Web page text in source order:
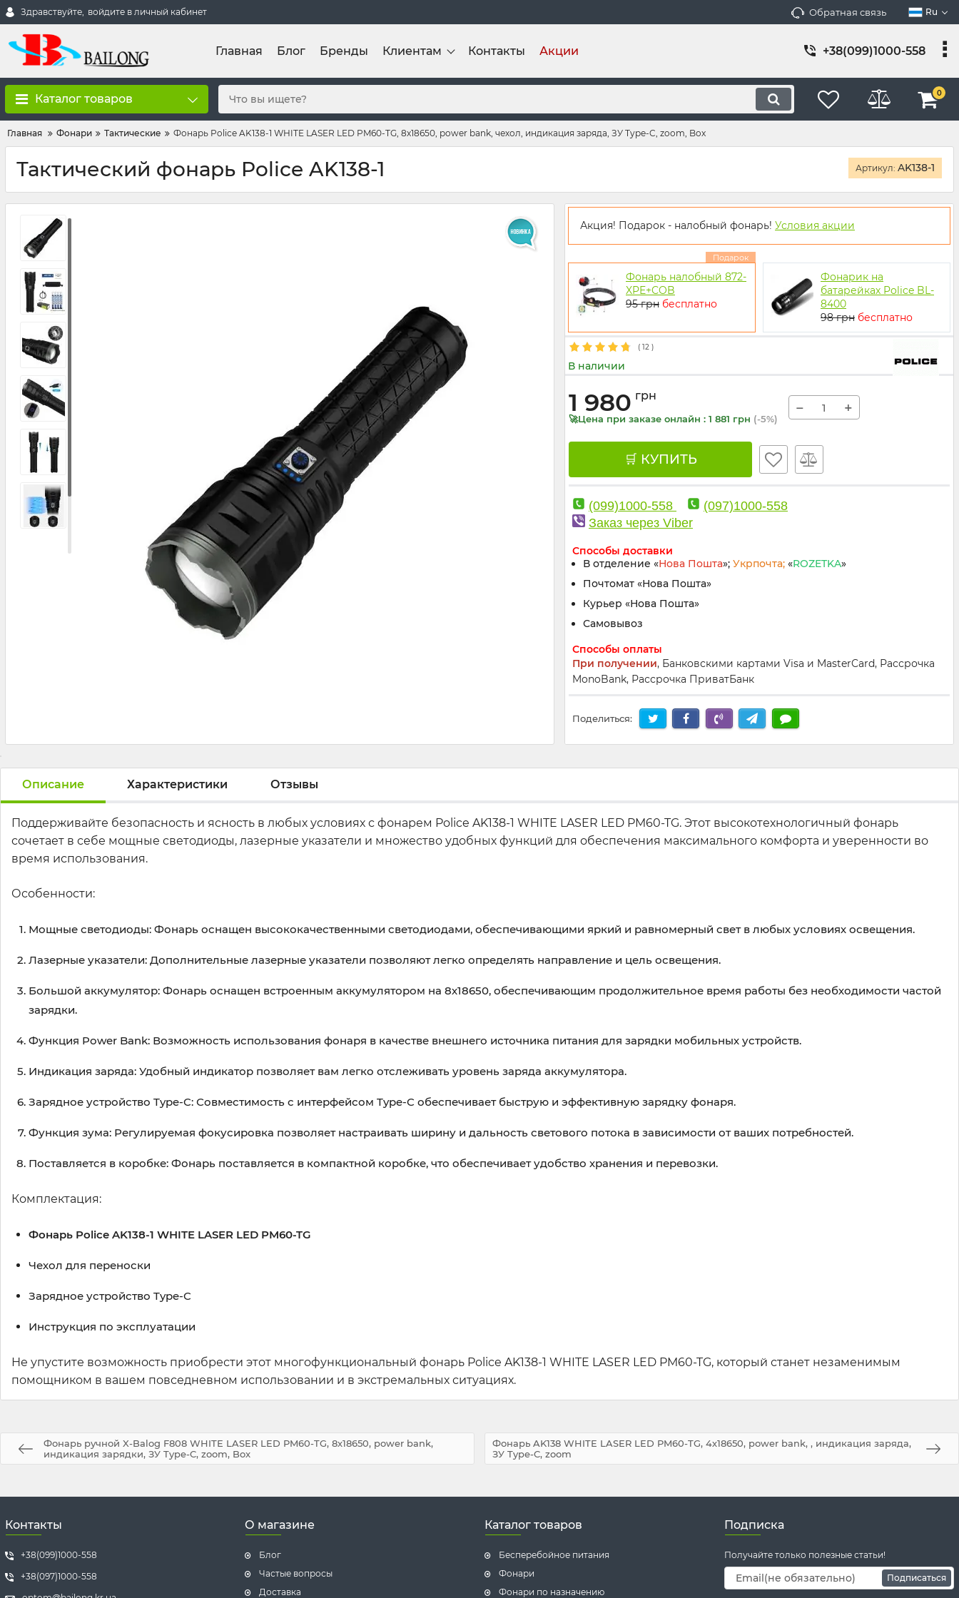
Здравствуйте, войдите в личный кабинет Обратная связь Ru
Главная Блог Бренды Клиентам Контакты Акции +38(099)1000-558
Каталог товаров 0
Главная Фонари Тактические Фонарь Police AK138-1 WHITE LASER LED PM60-TG, 8х18650, power bank, чехол, индикация заряда, ЗУ Type-C, zoom, Box
Тактический фонарь Police AK138-1 Артикул: AK138-1
Акция! Подарок - налобный фонарь! Условия акции
Фонарь налобный 872-
XPE+COB
95 грн бесплатно
Подарок
Фонарик на
батарейках Police BL-
8400
98 грн бесплатно
( 12 )
В наличии
1 980 грн
🚀Цена при заказе онлайн : 1 881 грн (-5%)
− +
🛒 КУПИТЬ
(099)1000-558
(097)1000-558
Заказ через Viber
Способы доставки
В отделение «Нова Пошта»; Укрпочта; «ROZETKA»
Почтомат «Нова Пошта»
Курьер «Нова Пошта»
Самовывоз
Способы оплаты
При получении, Банковскими картами Visa и MasterCard, Рассрочка
MonoBank, Рассрочка ПриватБанк
Поделиться:
Описание Характеристики Отзывы
Поддерживайте безопасность и ясность в любых условиях с фонарем Police AK138-1 WHITE LASER LED PM60-TG. Этот высокотехнологичный фонарь
сочетает в себе мощные светодиоды, лазерные указатели и множество удобных функций для обеспечения максимального комфорта и уверенности во
время использования.
Особенности:
Мощные светодиоды: Фонарь оснащен высококачественными светодиодами, обеспечивающими яркий и равномерный свет в любых условиях освещения.
Лазерные указатели: Дополнительные лазерные указатели позволяют легко определять направление и цель освещения.
Большой аккумулятор: Фонарь оснащен встроенным аккумулятором на 8х18650, обеспечивающим продолжительное время работы без необходимости частой
зарядки.
Функция Power Bank: Возможность использования фонаря в качестве внешнего источника питания для зарядки мобильных устройств.
Индикация заряда: Удобный индикатор позволяет вам легко отслеживать уровень заряда аккумулятора.
Зарядное устройство Type-C: Совместимость с интерфейсом Type-C обеспечивает быструю и эффективную зарядку фонаря.
Функция зума: Регулируемая фокусировка позволяет настраивать ширину и дальность светового потока в зависимости от ваших потребностей.
Поставляется в коробке: Фонарь поставляется в компактной коробке, что обеспечивает удобство хранения и перевозки.
Комплектация:
Фонарь Police AK138-1 WHITE LASER LED PM60-TG
Чехол для переноски
Зарядное устройство Type-C
Инструкция по эксплуатации
Не упустите возможность приобрести этот многофункциональный фонарь Police AK138-1 WHITE LASER LED PM60-TG, который станет незаменимым
помощником в вашем повседневном использовании и в экстремальных ситуациях.
Фонарь ручной X-Balog F808 WHITE LASER LED PM60-TG, 8х18650, power bank,
индикация зарядки, ЗУ Type-C, zoom, Box
Фонарь AK138 WHITE LASER LED PM60-TG, 4х18650, power bank, , индикация заряда,
ЗУ Type-C, zoom
Контакты
+38(099)1000-558
+38(097)1000-558
О магазине
Блог
Частые вопросы
Доставка
Каталог товаров
Бесперебойное питания
Фонари
Фонари по назначению
Подписка
Получайте только полезные статьи!
Подписаться